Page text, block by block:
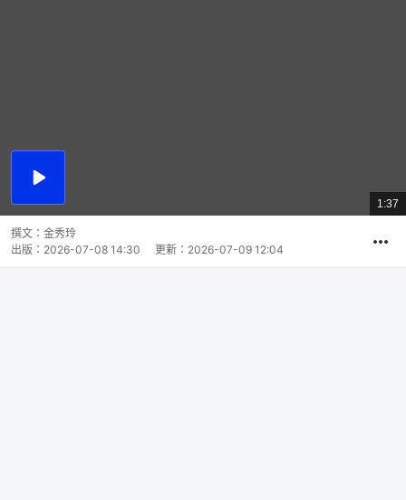
播
總
共
1:37
撰文： 金秀玲
出版： 2026-07-08 14:30 更新： 2026-07-09 12:04